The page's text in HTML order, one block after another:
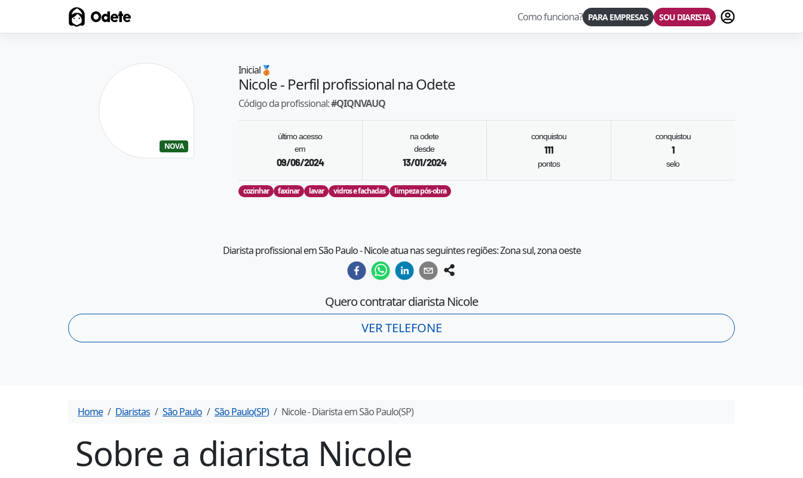
Odete Como funciona? PARA EMPRESAS SOU DIARISTA Fazer login
NOVA
Inicial🥉
Nicole- Perfil profissional na Odete
Código da profissional:#QIQNVAUQ
último acesso
em
09/06/2024
na odete
desde
13/01/2024
conquistou
111
pontos
conquistou
1
selo
cozinhar faxinar lavar vidros e fachadas limpeza pós-obra
Diarista profissional em São Paulo - Nicole atua nas seguintes regiões: Zona sul, zona oeste
Quero contratar diarista Nicole
VER TELEFONE
Home Diaristas São Paulo São Paulo(SP) Nicole- Diarista emSão Paulo(SP)
Sobre a diarista Nicole